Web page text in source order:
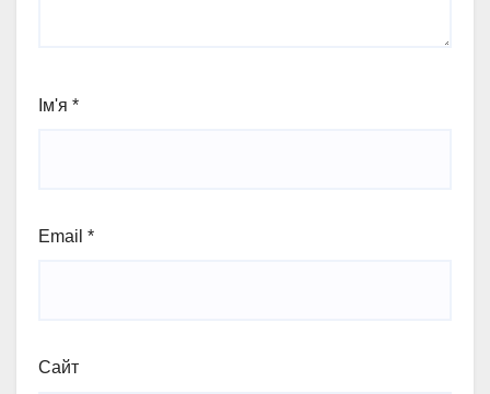
Ім'я *
Email *
Сайт